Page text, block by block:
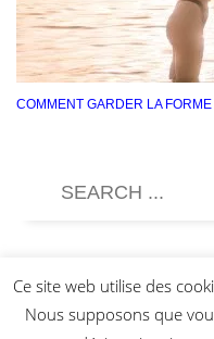
COMMENT GARDER LA
Ce site web utilise des
Nous supposons que